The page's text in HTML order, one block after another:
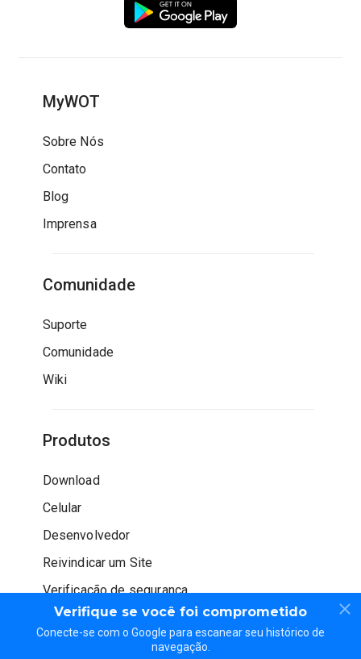
Verifique se você foi comprometido
Conecte-se com o Google para escanear seu histórico de
navegação.
MyWOT
Sobre Nós
Contato
Blog
Imprensa
Comunidade
Suporte
Comunidade
Wiki
Produtos
Download
Celular
Desenvolvedor
Reivindicar um Site
Verificação de segurança